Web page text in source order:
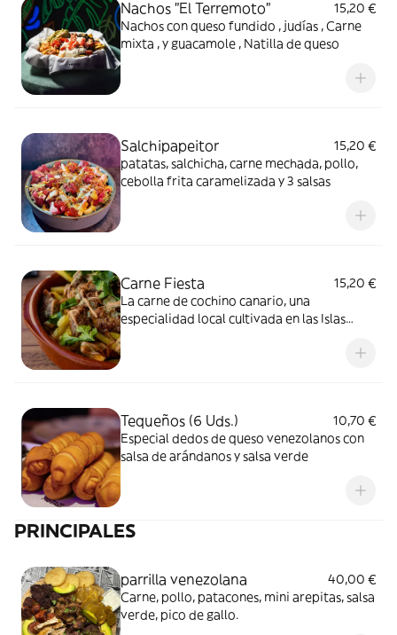
Nachos "El Terremoto"
15,20 €
Nachos con queso fundido , judías , Carne
mixta , y guacamole , Natilla de queso
Salchipapeitor
15,20 €
patatas, salchicha, carne mechada, pollo,
cebolla frita caramelizada y 3 salsas
Carne Fiesta
15,20 €
La carne de cochino canario, una
especialidad local cultivada en las Islas
Tequeños (6 Uds.)
10,70 €
Especial dedos de queso venezolanos con
salsa de arándanos y salsa verde
PRINCIPALES
parrilla venezolana
40,00 €
Carne, pollo, patacones, mini arepitas, salsa
verde, pico de gallo.